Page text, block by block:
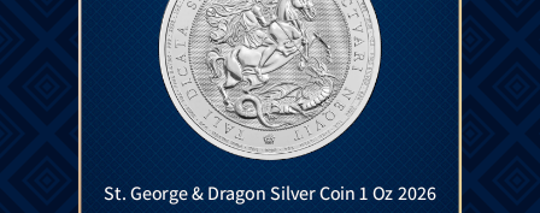
St. George & Dragon Silver Coin 1 Oz 2026